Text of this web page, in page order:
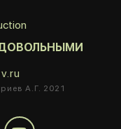
А.Г. 2021